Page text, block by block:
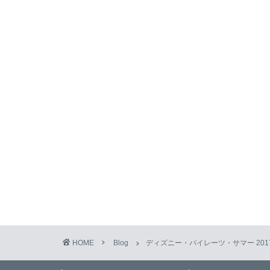
HOME Blog ディズニー・パイレーツ・サマー